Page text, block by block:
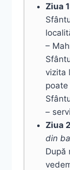
Ziua
–
vizita
–
Ziua
din
După